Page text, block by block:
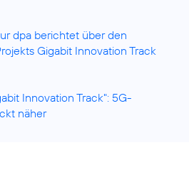
dpa berichtet über den
Gigabit Innovation Track
Innovation Track": 5G-
näher